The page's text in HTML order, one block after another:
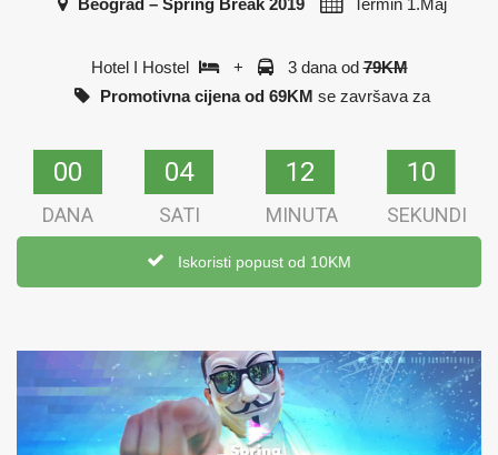
Beograd – Spring Break 2019 Termin 1.Maj
Hotel I Hostel + 3 dana od 79KM
Promotivna cijena od 69KM se završava za
00
00
DANA
04
04
SATI
12
12
MINUTA
09
09
SEKUNDI
Iskoristi popust od 10KM